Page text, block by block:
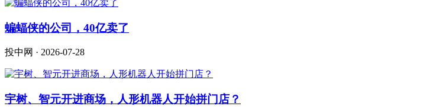
蝙蝠侠的公司，40亿卖了
投中网 · 2026-07-28
宇树、智元开进商场，人形机器人开始拼门店？